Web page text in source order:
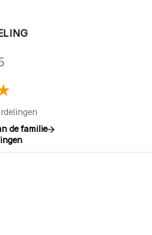
de familie